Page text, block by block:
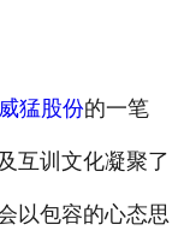
威猛股份的一笔
互训文化凝聚了
以包容的心态思